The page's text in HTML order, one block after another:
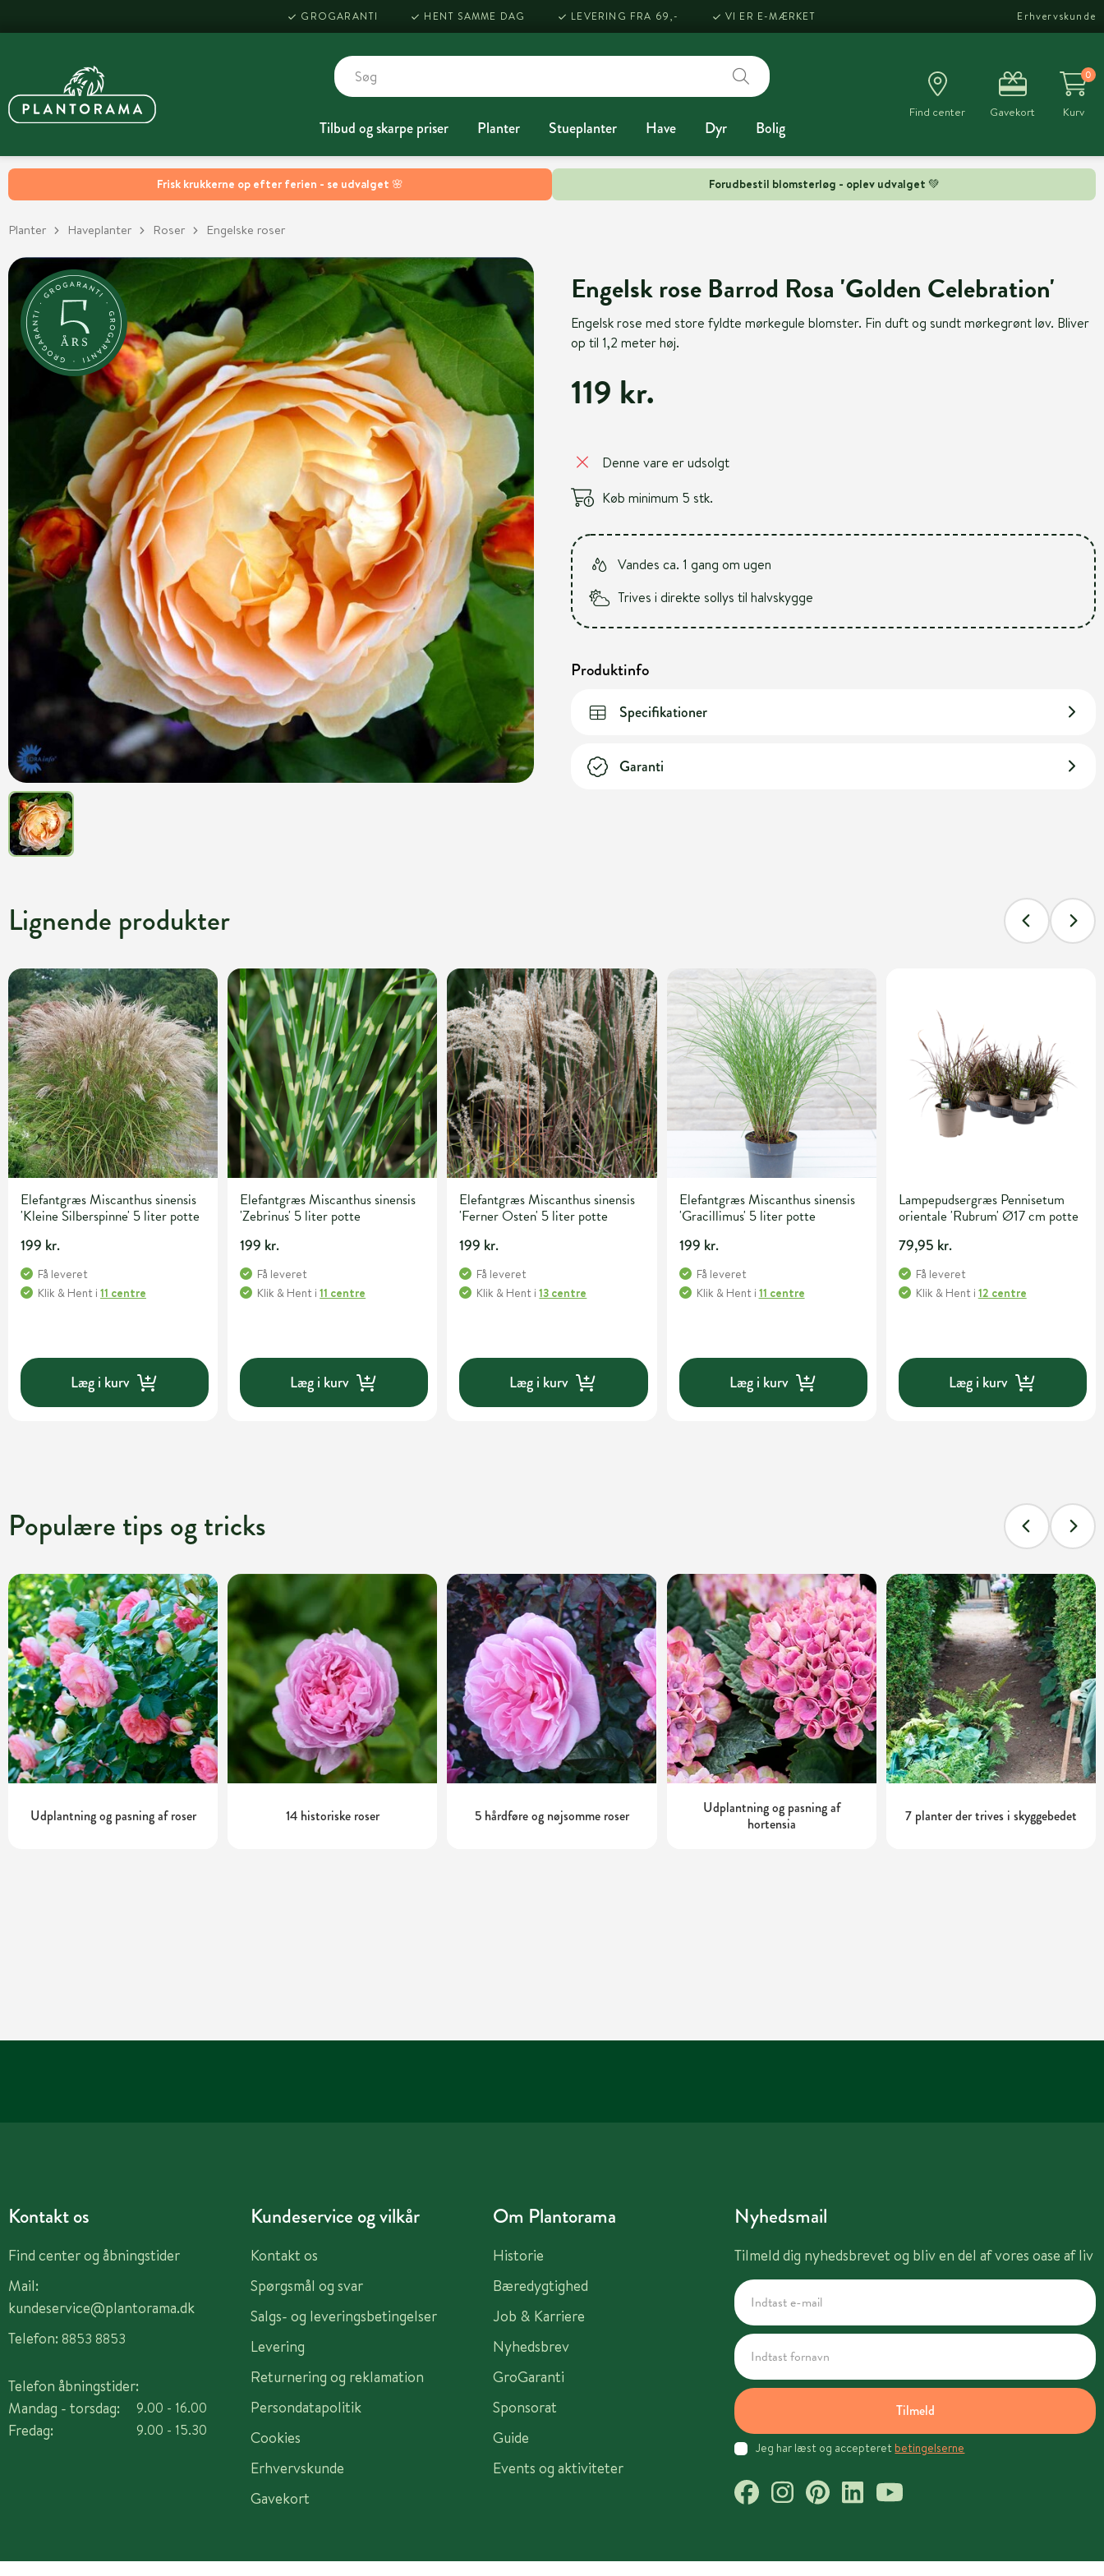
Frisk krukkerne op efter ferien - se udvalget 🌸 Forudbestil blomsterløg - oplev udvalget 💚
GROGARANTI HENT SAMME DAG LEVERING FRA 69,- VI ER E-MÆRKET Erhvervskunde
Tilbud og skarpe priser Planter Stueplanter Have Dyr Bolig
Find center Gavekort
0
Kurv
Planter Haveplanter Roser Engelske roser
Engelsk rose Barrod Rosa 'Golden Celebration'
Engelsk rose med store fyldte mørkegule blomster. Fin duft og sundt mørkegrønt løv. Bliver
op til 1,2 meter høj.
119 kr.
Denne vare er udsolgt
Køb minimum 5 stk.
Vandes ca. 1 gang om ugen
Trives i direkte sollys til halvskygge
Produktinfo
Specifikationer
Garanti
Lignende produkter
Elefantgræs Miscanthus sinensis
'Kleine Silberspinne' 5 liter potte
199 kr.
Få leveret
Klik & Hent i 11 centre
Læg i kurv
Elefantgræs Miscanthus sinensis
'Zebrinus' 5 liter potte
199 kr.
Få leveret
Klik & Hent i11 centre
Læg i kurv
Elefantgræs Miscanthus sinensis
'Ferner Osten' 5 liter potte
199 kr.
Få leveret
Klik & Hent i13 centre
Læg i kurv
Elefantgræs Miscanthus sinensis
'Gracillimus' 5 liter potte
199 kr.
Få leveret
Klik & Hent i 11 centre
Læg i kurv
Lampepudsergræs Pennisetum
orientale 'Rubrum' Ø17 cm potte
79,95 kr.
Få leveret
Klik & Hent i 12 centre
Læg i kurv
Populære tips og tricks
Udplantning og pasning af roser 14 historiske roser 5 hårdføre og nøjsomme roser
Udplantning og pasning af
hortensia
7 planter der trives i skyggebedet
Kontakt os
Find center og åbningstider
Mail:
kundeservice@plantorama.dk
Telefon: 8853 8853
Telefon åbningstider:
Mandag - torsdag:
Fredag:
9.00 - 16.00
9.00 - 15.30
Kundeservice og vilkår
Kontakt os
Spørgsmål og svar
Salgs- og leveringsbetingelser
Levering
Returnering og reklamation
Persondatapolitik
Cookies
Erhvervskunde
Gavekort
Om Plantorama
Historie
Bæredygtighed
Job & Karriere
Nyhedsbrev
GroGaranti
Sponsorat
Guide
Events og aktiviteter
Nyhedsmail
Tilmeld dig nyhedsbrevet og bliv en del af vores oase af liv
Tilmeld
Jeg har læst og accepteret betingelserne